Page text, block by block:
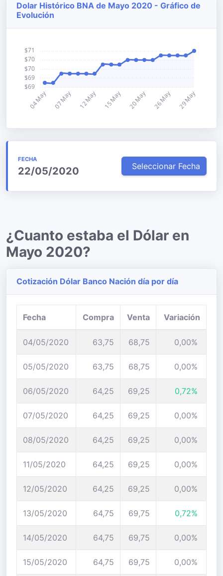
Dolar Histórico BNA de Mayo 2020 - Gráfico de
Evolución
FECHA
22/05/2020 Seleccionar Fecha
¿Cuanto estaba el Dólar en
Mayo 2020?
Cotización Dólar Banco Nación día por día
Fecha Compra Venta Variación
04/05/2020 63,75 68,75 0,00%
05/05/2020 63,75 68,75 0,00%
06/05/2020 64,25 69,25 0,72%
07/05/2020 64,25 69,25 0,00%
08/05/2020 64,25 69,25 0,00%
11/05/2020 64,25 69,25 0,00%
12/05/2020 64,25 69,25 0,00%
13/05/2020 64,75 69,75 0,72%
14/05/2020 64,75 69,75 0,00%
15/05/2020 64,75 69,75 0,00%